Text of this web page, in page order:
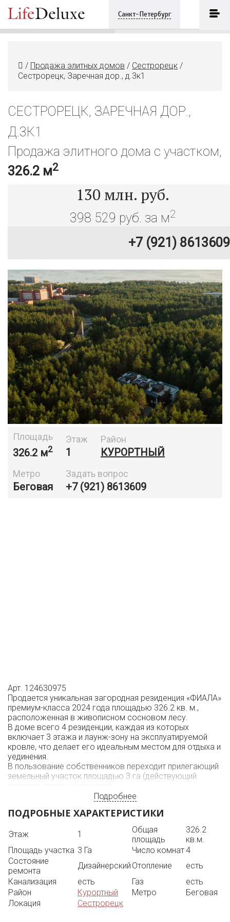
Санкт-Петербург
/ Продажа элитных домов / Сестрорецк /
Сестрорецк, Заречная дор., д.3к1
СЕСТРОРЕЦК, ЗАРЕЧНАЯ ДОР.,
Д.3К1
Продажа элитного дома с участком,
326.2 м2
130 млн. руб.
398 529 руб. за м2
+7 (921) 8613609
Площадь
326.2 м2
Этаж
1
Район
КУРОРТНЫЙ
Метро
Беговая
Задать вопрос
+7 (921) 8613609
Арт. 124630975
Продается уникальная загородная резиденция «ФИАЛА»
премиум-класса 2024 года площадью 326.2 кв. м.,
расположенная в живописном сосновом лесу.
В доме всего 4 резиденции, каждая из которых
включает 3 этажа и лаунж-зону на эксплуатируемой
кровле, что делает его идеальным местом для отдыха и
уединения.
В пользование собственников переходит прилегающий
земельный участок площадью 3 га (действующий
Планировка продумана до мелочей: все спальни имеют
гостиная с панорамными окнами открывает
великолепные виды и ведет на открытую террасу и
патио.
В резиденции четыре спальни, пять санузлов, лаунж-
зона на крыше оборудована для уличной кухни и
джакузи. Также возможна установка лифта и системы
"Умный дом". Потолки более 3 метров.
Общая площадь с учетом эксплуатируемой кровли и
террас составляет 427 кв. м. Все окна выходят на
вековые сосны. Дом оснащен современными
Подробнее
ПОДРОБНЫЕ ХАРАКТЕРИСТИКИ
Этаж 1
Общая
площадь
326.2
кв.м.
Площадь участка 3 Га Число комнат4
Состояние
ремонта
Дизайнерский Отопление
есть
Канализация
есть Газ
есть
Район
Курортный Метро
Беговая
Локация
Сестрорецк
Сестрорецк, Заречная дор., д.3к1
+7 (921) 8613609 ПОЗВОНИТЬ